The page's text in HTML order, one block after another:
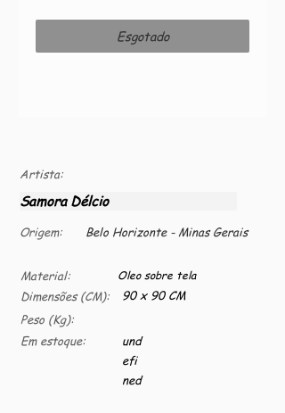
Esgotado
Artista:
Samora Délcio
Origem: Belo Horizonte - Minas Gerais
Material:
Dimensões (CM):
Peso (Kg):
Em estoque:
Oleo sobre tela
90 x 90 CM
und
efi
ned